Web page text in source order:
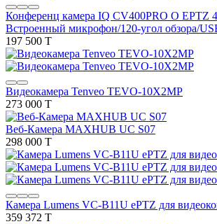
Конференц камера IQ CV400PRO O EPTZ
Встроенный микрофон/120-угол обзора/
197 500 T
Видеокамера Tenveo TEVO-10X2MP
273 000 T
Веб-Камера MAXHUB UC S07
298 000 T
Камера Lumens VC-B11U ePTZ для
359 372 T